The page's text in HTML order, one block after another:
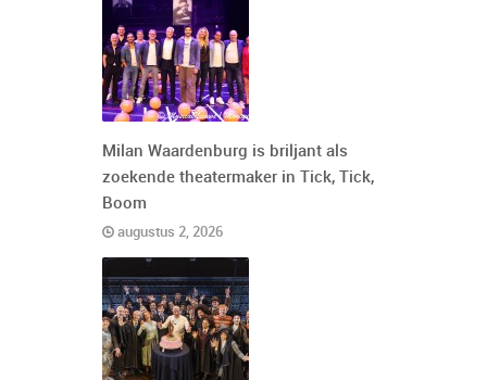
Milan Waardenburg is briljant als
zoekende theatermaker in Tick, Tick,
Boom
augustus 2, 2026